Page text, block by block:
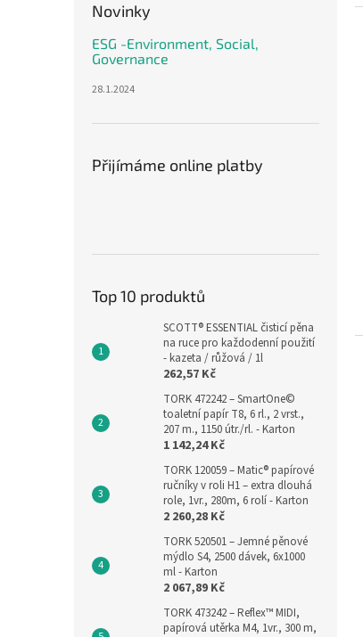
Novinky
ESG -Environment, Social,
Governance
28.1.2024
Přijímáme online platby
Top 10 produktů
SCOTT® ESSENTIAL čisticí pěna
na ruce pro každodenní použití
- kazeta / růžová / 1l
262,57 Kč
TORK 472242 – SmartOne©
toaletní papír T8, 6 rl., 2 vrst.,
207 m., 1150 útr./rl. - Karton
1 142,24 Kč
TORK 120059 – Matic® papírové
ručníky v roli H1 – extra dlouhá
role, 1vr., 280m, 6 rolí - Karton
2 260,28 Kč
TORK 520501 – Jemné pěnové
mýdlo S4, 2500 dávek, 6x1000
ml - Karton
2 067,89 Kč
TORK 473242 – Reflex™ MIDI,
papírová utěrka M4, 1vr., 300 m,